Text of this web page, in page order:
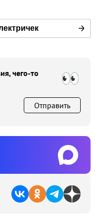
чего-то
Отправить